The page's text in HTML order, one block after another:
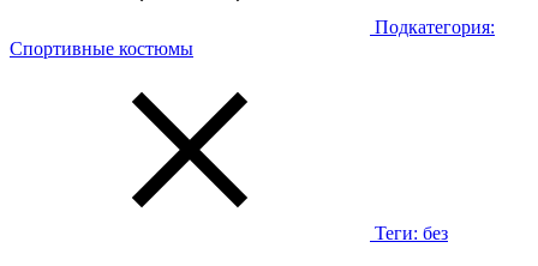
Подкатегория:
Спортивные костюмы
Теги: без